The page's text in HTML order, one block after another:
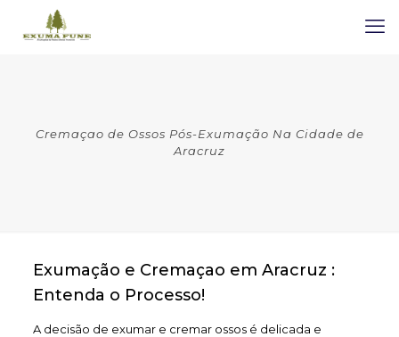
Cremaçao de Ossos Pós-Exumação Na Cidade de
Aracruz
Exumação e Cremaçao em Aracruz :
Entenda o Processo!
A decisão de exumar e cremar ossos é delicada e